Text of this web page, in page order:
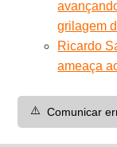
grilagem
Ricardo
ameaça
⚠️ Comunicar